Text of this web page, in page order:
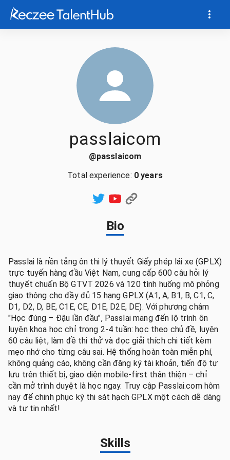
passlaicom
@passlaicom
Total experience: 0 years
Bio
Passlai là nền tảng ôn thi lý thuyết Giấy phép lái xe (GPLX)
trực tuyến hàng đầu Việt Nam, cung cấp 600 câu hỏi lý
thuyết chuẩn Bộ GTVT 2026 và 120 tình huống mô phỏng
giao thông cho đầy đủ 15 hạng GPLX (A1, A, B1, B, C1, C,
D1, D2, D, BE, C1E, CE, D1E, D2E, DE). Với phương châm
"Học đúng – Đậu lần đầu", Passlai mang đến lộ trình ôn
luyện khoa học chỉ trong 2-4 tuần: học theo chủ đề, luyện
60 câu liệt, làm đề thi thử và đọc giải thích chi tiết kèm
mẹo nhớ cho từng câu sai. Hệ thống hoàn toàn miễn phí,
không quảng cáo, không cần đăng ký tài khoản, tiến độ tự
lưu trên thiết bị, giao diện mobile-first thân thiện – chỉ
cần mở trình duyệt là học ngay. Truy cập Passlai.com hôm
nay để chinh phục kỳ thi sát hạch GPLX một cách dễ dàng
và tự tin nhất!
Skills